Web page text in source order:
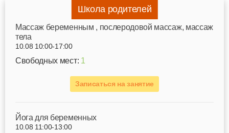
Школа родителей
Mассаж беременным , послеродовой массаж, массаж
тела
10.08 10:00-17:00
Свободных мест: 1
Записаться на занятие
Йога для беременных
10.08 11:00-13:00